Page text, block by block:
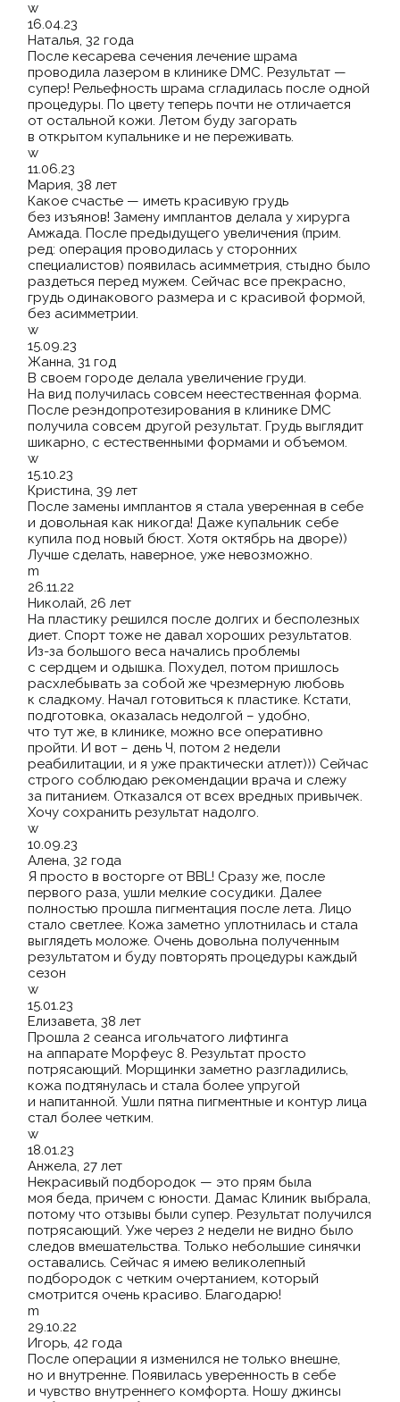
w
16.04.23
Наталья, 32 года
После кесарева сечения лечение шрама
проводила лазером в клинике DMC. Результат —
супер! Рельефность шрама сгладилась после одной
процедуры. По цвету теперь почти не отличается
от остальной кожи. Летом буду загорать
в открытом купальнике и не переживать.
w
11.06.23
Мария, 38 лет
Какое счастье — иметь красивую грудь
без изъянов! Замену имплантов делала у хирурга
Амжада. После предыдущего увеличения (прим.
ред: операция проводилась у сторонних
специалистов) появилась асимметрия, стыдно было
раздеться перед мужем. Сейчас все прекрасно,
грудь одинакового размера и с красивой формой,
без асимметрии.
w
15.09.23
Жанна, 31 год
В своем городе делала увеличение груди.
На вид получилась совсем неестественная форма.
После реэндопротезирования в клинике DMC
получила совсем другой результат. Грудь выглядит
шикарно, с естественными формами и объемом.
w
15.10.23
Кристина, 39 лет
После замены имплантов я стала уверенная в себе
и довольная как никогда! Даже купальник себе
купила под новый бюст. Хотя октябрь на дворе))
Лучше сделать, наверное, уже невозможно.
m
26.11.22
Николай, 26 лет
На пластику решился после долгих и бесполезных
диет. Спорт тоже не давал хороших результатов.
Из-за большого веса начались проблемы
с сердцем и одышка. Похудел, потом пришлось
расхлебывать за собой же чрезмерную любовь
к сладкому. Начал готовиться к пластике. Кстати,
подготовка, оказалась недолгой – удобно,
что тут же, в клинике, можно все оперативно
пройти. И вот – день Ч, потом 2 недели
реабилитации, и я уже практически атлет))) Сейчас
строго соблюдаю рекомендации врача и слежу
за питанием. Отказался от всех вредных привычек.
Хочу сохранить результат надолго.
w
10.09.23
Алена, 32 года
Я просто в восторге от BBL! Сразу же, после
первого раза, ушли мелкие сосудики. Далее
полностью прошла пигментация после лета. Лицо
стало светлее. Кожа заметно уплотнилась и стала
выглядеть моложе. Очень довольна полученным
результатом и буду повторять процедуры каждый
сезон
w
15.01.23
Елизавета, 38 лет
Прошла 2 сеанса игольчатого лифтинга
на аппарате Морфеус 8. Результат просто
потрясающий. Морщинки заметно разгладились,
кожа подтянулась и стала более упругой
и напитанной. Ушли пятна пигментные и контур лица
стал более четким.
w
18.01.23
Анжела, 27 лет
Некрасивый подбородок — это прям была
моя беда, причем с юности. Дамас Клиник выбрала,
потому что отзывы были супер. Результат получился
потрясающий. Уже через 2 недели не видно было
следов вмешательства. Только небольшие синячки
оставались. Сейчас я имею великолепный
подбородок с четким очертанием, который
смотрится очень красиво. Благодарю!
m
29.10.22
Игорь, 42 года
После операции я изменился не только внешне,
но и внутренне. Появилась уверенность в себе
и чувство внутреннего комфорта. Ношу джинсы